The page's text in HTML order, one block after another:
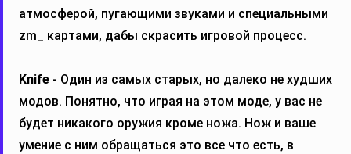
атмосферой, пугающими звуками и специальными
zm_ картами, дабы скрасить игровой процесс.
Knife - Один из самых старых, но далеко не худших
модов. Понятно, что играя на этом моде, у вас не
будет никакого оружия кроме ножа. Нож и ваше
умение с ним обращаться это все что есть, в